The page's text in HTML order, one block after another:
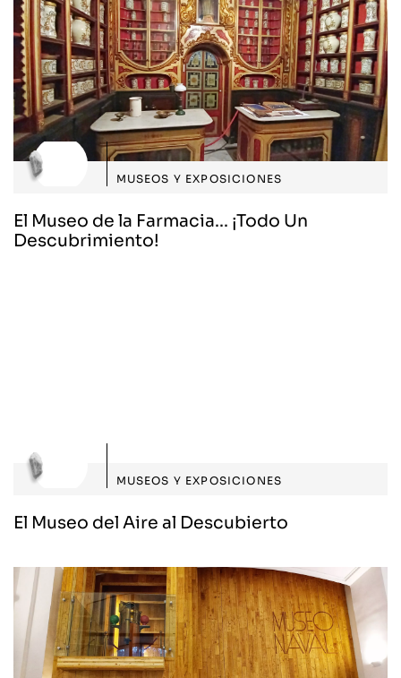
MUSEOS Y EXPOSICIONES
El Museo de la Farmacia... ¡Todo Un
Descubrimiento!
MUSEOS Y EXPOSICIONES
El Museo del Aire al Descubierto